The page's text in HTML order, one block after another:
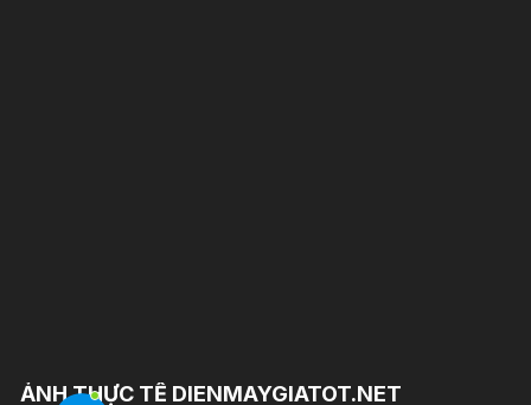
ẢNH THỰC TẾ DIENMAYGIATOT.NET